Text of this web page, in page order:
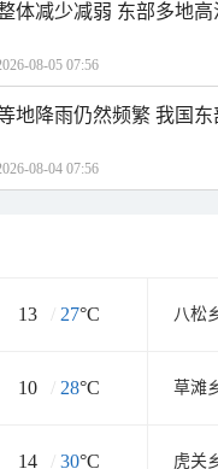
体减少减弱 东部多地
08-05 07:56
地降雨仍然频繁 我国
08-04 07:56
13 / 27°C 八松
10 / 28°C 草滩
14 / 30°C 虎关